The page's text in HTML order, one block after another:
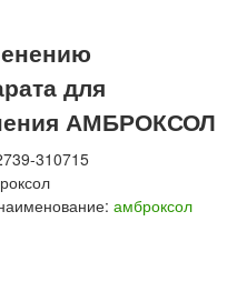
для
АМБРОКСОЛ
310715
амброксол